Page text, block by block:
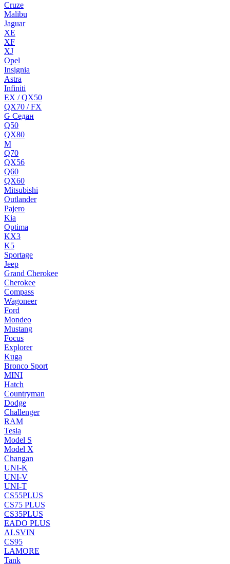
Cruze
Malibu
Jaguar
XE
XF
XJ
Opel
Insignia
Astra
Infiniti
EX / QX50
QX70 / FX
G Cедан
Q50
QX80
M
Q70
QX56
Q60
QX60
Mitsubishi
Outlander
Pajero
Kia
Optima
KX3
K5
Sportage
Jeep
Grand Cherokee
Cherokee
Compass
Wagoneer
Ford
Mondeo
Mustang
Focus
Explorer
Kuga
Bronco Sport
MINI
Hatch
Countryman
Dodge
Challenger
RAM
Tesla
Model S
Model X
Changan
UNI-K
UNI-V
UNI-T
CS55PLUS
CS75 PLUS
CS35PLUS
EADO PLUS
ALSVIN
CS95
LAMORE
Tank